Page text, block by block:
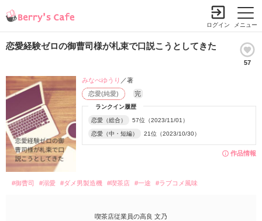
メニュー
ログイン
恋愛経験ゼロの御曹司様が札束で口説こうとしてきた
57
作品情報
ランクイン履歴
恋愛（総合） 57位（2023/11/01）
恋愛（中・短編） 21位（2023/10/30）
恋愛(純愛) 完
みなべゆうり ／著
#御曹司 #溺愛 #ダメ男製造機 #喫茶店 #一途 #ラブコメ風味
喫茶店従業員の高良 文乃